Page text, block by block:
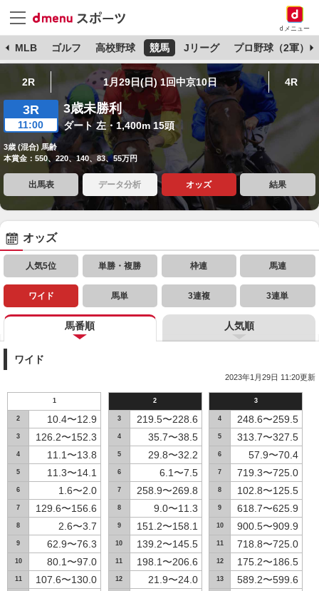
dメニュー
MLB ゴルフ 高校野球 競馬 Jリーグ プロ野球（2軍）
2R 1月29日(日) 1回中京10日 4R
3R
11:00
3歳未勝利
ダート 左・1,400m 15頭
3歳 (混合) 馬齢
本賞金：550、220、140、83、55万円
出馬表 データ分析 オッズ 結果
オッズ
人気5位 単勝・複勝 枠連 馬連
ワイド 馬単 3連複 3連単
馬番順 人気順
ワイド
2023年1月29日 11:20更新
1
2 10.4〜12.9
3 126.2〜152.3
4 11.1〜13.8
5 11.3〜14.1
6 1.6〜2.0
7 129.6〜156.6
8 2.6〜3.7
9 62.9〜76.3
10 80.1〜97.0
11 107.6〜130.0
2
3 219.5〜228.6
4 35.7〜38.5
5 29.8〜32.2
6 6.1〜7.5
7 258.9〜269.8
8 9.0〜11.3
9 151.2〜158.1
10 139.2〜145.5
11 198.1〜206.6
12 21.9〜24.0
3
4 248.6〜259.5
5 313.7〜327.5
6 57.9〜70.4
7 719.3〜725.0
8 102.8〜125.5
9 618.7〜625.9
10 900.5〜909.9
11 718.8〜725.0
12 175.2〜186.5
13 589.2〜599.6